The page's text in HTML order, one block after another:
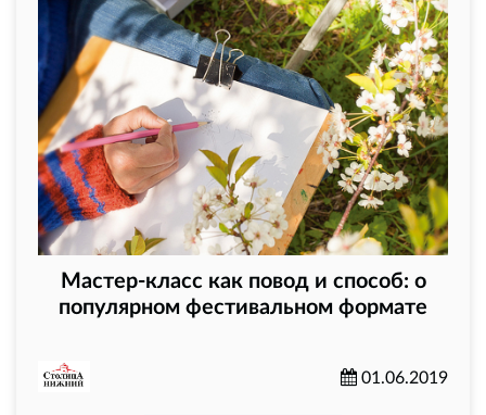
Мастер-класс как повод и способ: о
популярном фестивальном формате
01.06.2019